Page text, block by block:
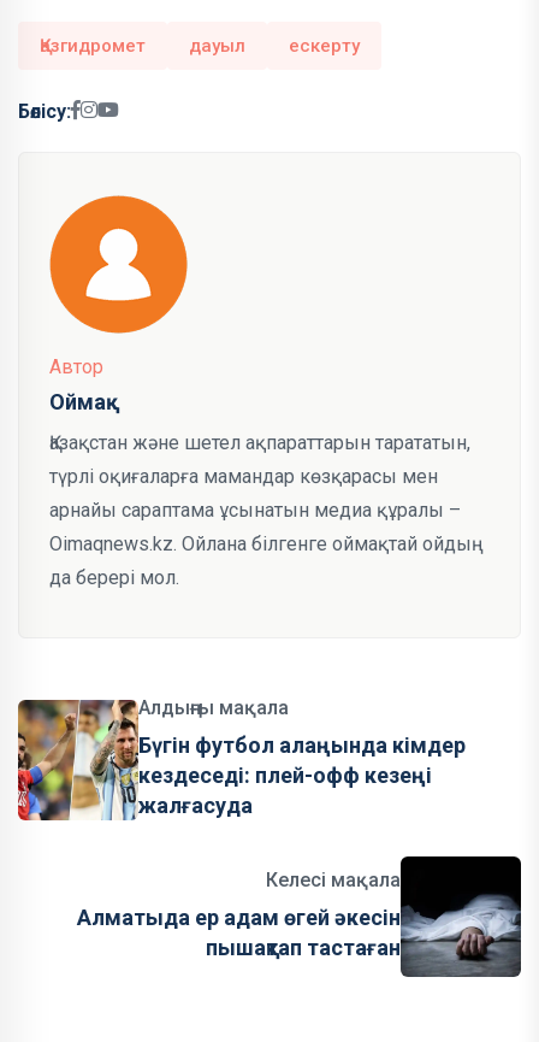
Қазгидромет дауыл ескерту
Бөлісу:
Автор
Оймақ
Қазақстан және шетел ақпараттарын тарататын,
түрлі оқиғаларға мамандар көзқарасы мен
арнайы сараптама ұсынатын медиа құралы –
Oimaqnews.kz. Ойлана білгенге оймақтай ойдың
да берері мол.
Алдыңғы мақала
Бүгін футбол алаңында кімдер
кездеседі: плей-офф кезеңі
жалғасуда
Келесі мақала
Алматыда ер адам өгей әкесін
пышақтап тастаған